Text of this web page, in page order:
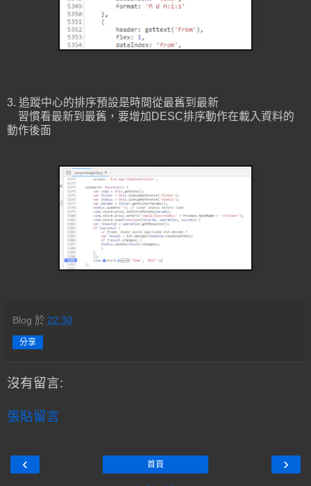
3. 追蹤中心的排序預設是時間從最舊到最新
習慣看最新到最舊，要增加DESC排序動作在載入資料的
動作後面
Blog 於 22:30
分享
沒有留言:
張貼留言
‹ ›
首頁